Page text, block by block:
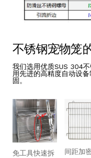
不锈钢宠物笼
我们选用优质SUS 304
用先进的高精度自动设
固。
免工具快速拆
间距加